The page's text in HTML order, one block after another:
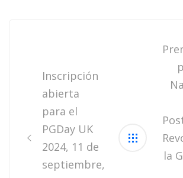
Inscripción
abierta
para el
PGDay UK
2024, 11 de
septiembre,
la